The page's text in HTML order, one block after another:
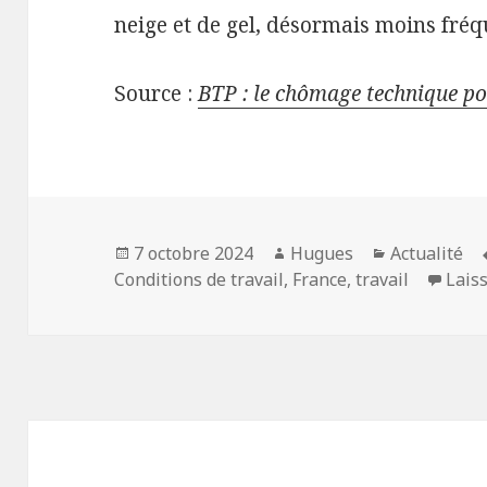
neige et de gel, désormais moins
Source :BTP : le chômage technique
Publié
le
7 octobre 2024 Auteur
Hugues Catégories
Actualité
Conditions de travail, France,travail